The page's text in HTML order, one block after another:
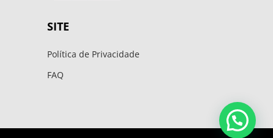
SITE
Política de Privacidade
FAQ